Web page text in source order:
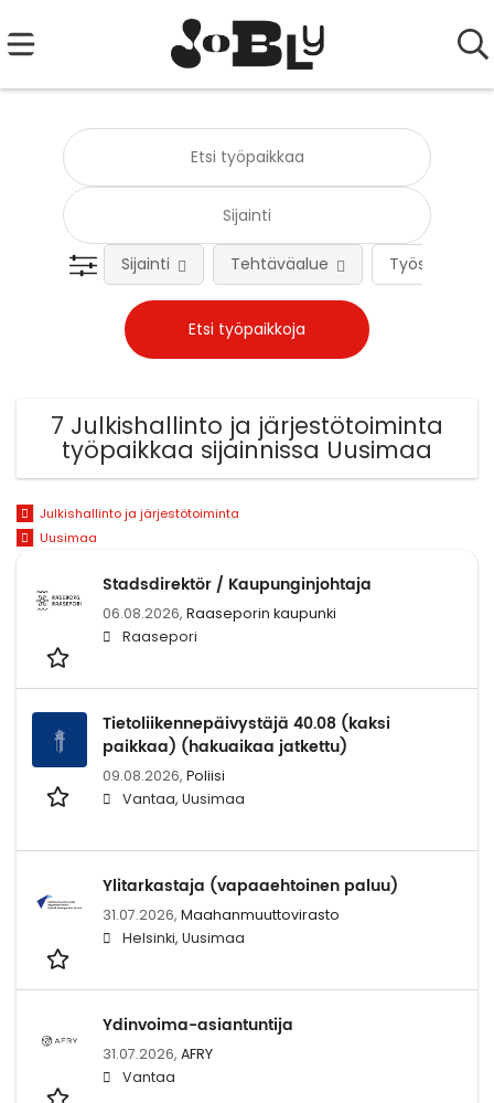
Työsuhteen
Sijainti Tehtäväalue
7 Julkishallinto ja järjestötoiminta
työpaikkaa sijainnissa Uusimaa
Julkishallinto ja järjestötoiminta
Uusimaa
Stadsdirektör / Kaupunginjohtaja
06.08.2026, Raaseporin kaupunki
Raasepori
Tietoliikennepäivystäjä 40.08 (kaksi
paikkaa) (hakuaikaa jatkettu)
09.08.2026, Poliisi
Vantaa, Uusimaa
Ylitarkastaja (vapaaehtoinen paluu)
31.07.2026, Maahanmuuttovirasto
Helsinki, Uusimaa
Ydinvoima-asiantuntija
31.07.2026, AFRY
Vantaa